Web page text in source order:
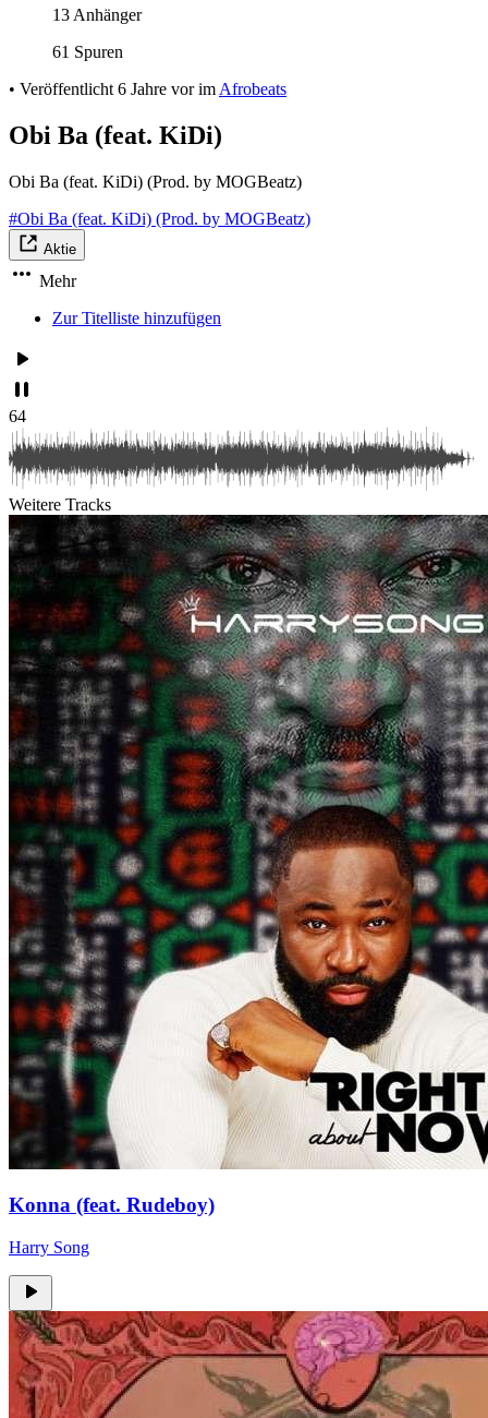
13 Anhänger
61 Spuren
• Veröffentlicht 6 Jahre vorim Afrobeats
Obi Ba (feat. KiDi)
Obi Ba (feat. KiDi) (Prod. by MOGBeatz)
#Obi Ba (feat. KiDi) (Prod. by MOGBeatz)
Aktie
Mehr
Zur Titelliste hinzufügen
64
Weitere Tracks
Konna (feat. Rudeboy)
Harry Song